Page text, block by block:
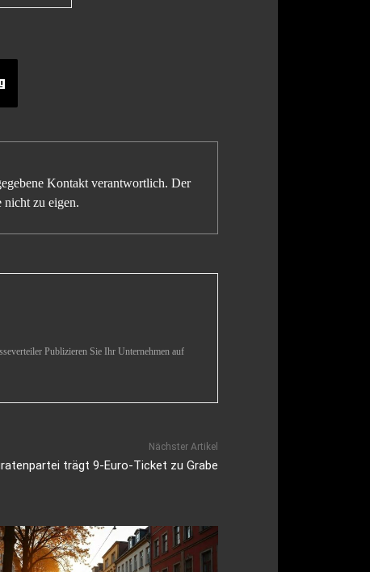
Kontakt verantwortlich. Der
nicht zu eigen.
Publizieren Sie Ihr Unternehmen auf
Nächster Artikel
trägt 9-Euro-Ticket zu Grabe